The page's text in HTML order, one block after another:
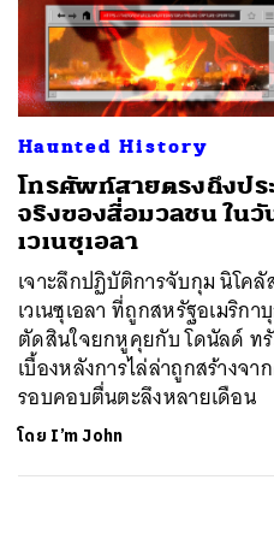
Haunted History
โทรศัพท์สายตรงถึงปร
จริงของสื่อมวลชน ในวั
เวเนซุเอลา
เจาะลึกปฏิบัติการจับกุม นิโคลั
เวเนซุเอลา ที่ถูกสหรัฐอเมริก
ตัดสินใจยกหูคุยกับ โดนัลด์ ท
เบื้องหลังการไล่ล่าถูกสร้างจ
รอบคอบตื่นตะลึงหลายเดือน
โดย I’m John
ค้นหา